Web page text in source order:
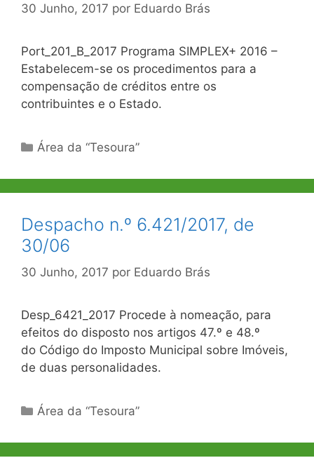
30 Junho, 2017 por Eduardo Brás
Port_201_B_2017 Programa SIMPLEX+ 2016 –
Estabelecem-se os procedimentos para a
compensação de créditos entre os
contribuintes e o Estado.
Categorias
Área da “Tesoura”
Despacho n.º 6.421/2017, de
30/06
30 Junho, 2017 por Eduardo Brás
Desp_6421_2017 Procede à nomeação, para
efeitos do disposto nos artigos 47.º e 48.º
do Código do Imposto Municipal sobre Imóveis,
de duas personalidades.
Categorias
Área da “Tesoura”